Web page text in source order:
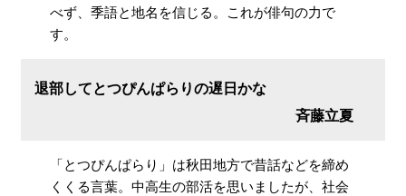
べず、季語と地名を信じる。これが俳句の力で
す。
退部してとつぴんぱらりの遅日かな
斉藤立夏
「とつぴんぱらり」は秋田地方で昔話などを締め
くくる言葉。中高生の部活を思いましたが、社会